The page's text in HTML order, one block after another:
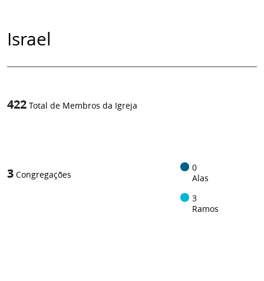
Israel
422 Total de Membros da Igreja
3 Congregações
0
Alas
3
Ramos